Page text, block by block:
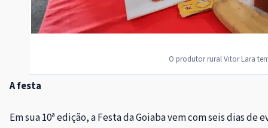
O produtor rural Vitor Lara
A festa
Em sua 10ª edição, a Festa da Goiaba vem com seis dias